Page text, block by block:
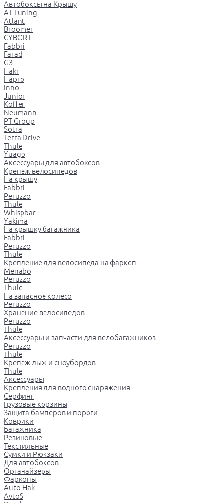
Автобоксы на Крышу
AT Tuning
Atlant
Broomer
CYBORT
Fabbri
Farad
G3
Hakr
Hapro
Inno
Junior
Koffer
Neumann
PT Group
Sotra
Terra Drive
Thule
Yuago
Аксессуары для автобоксов
Крепеж велосипедов
На крышу
Fabbri
Peruzzo
Thule
Whispbar
Yakima
На крышку багажника
Fabbri
Peruzzo
Thule
Крепление для велосипеда на фаркоп
Menabo
Peruzzo
Thule
На запасное колесо
Peruzzo
Хранение велосипедов
Peruzzo
Thule
Аксессуары и запчасти для велобагажников
Peruzzo
Thule
Крепеж лыж и сноубордов
Thule
Аксессуары
Крепления для водного снаряжения
Серфинг
Грузовые корзины
Защита бамперов и пороги
Коврики
Багажника
Резиновые
Текстильные
Сумки и Рюкзаки
Для автобоксов
Органайзеры
Фаркопы
Auto-Hak
AvtoS